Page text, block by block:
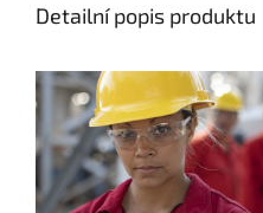
Detailní popis produktu